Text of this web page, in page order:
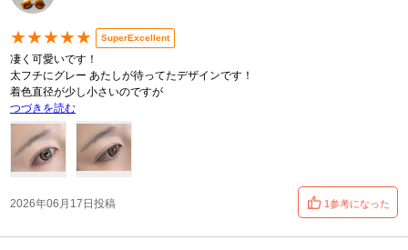
★★★★★ SuperExcellent
凄く可愛いです！
太フチにグレー あたしが待ってたデザインです！
着色直径が少し小さいのですが
つづきを読む
2026年06月17日投稿 1参考になった